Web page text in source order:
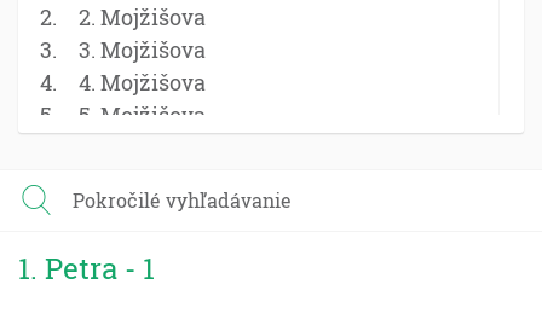
2. Mojžišova
3. Mojžišova
4. Mojžišova
5. Mojžišova
Rút
2 Samuel
Pokročilé vyhľadávanie
1. Petra - 1